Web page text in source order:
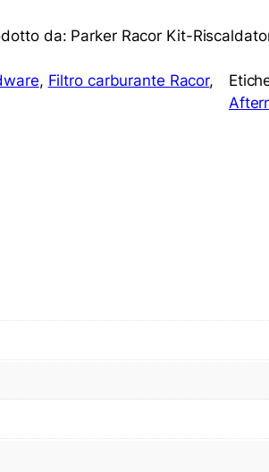
da: Parker Racor Kit-
, Filtro carburante Racor